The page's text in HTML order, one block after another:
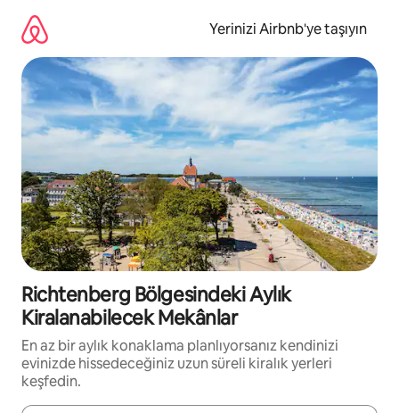
Yerinizi Airbnb'ye taşıyın
Richtenberg Bölgesindeki Aylık
Kiralanabilecek Mekânlar
En az bir aylık konaklama planlıyorsanız kendinizi
evinizde hissedeceğiniz uzun süreli kiralık yerleri
keşfedin.